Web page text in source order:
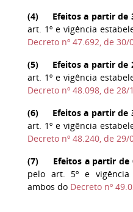
(4) Efeitos a partir de
art. 1º e vigência
Decreto nº 47.692, de 30/
(5) Efeitos a partir de
art. 1º e vigência
Decreto nº 48.098, de 28/
(6) Efeitos a partir de
art. 1º e vigência
Decreto nº 48.240, de 29/
(7) Efeitos a partir de
pelo art. 5º e vigência
ambos do Decreto nº